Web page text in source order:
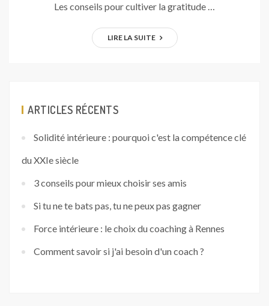
Les conseils pour cultiver la gratitude …
LIRE LA SUITE
ARTICLES RÉCENTS
Solidité intérieure : pourquoi c'est la compétence clé
du XXIe siècle
3 conseils pour mieux choisir ses amis
Si tu ne te bats pas, tu ne peux pas gagner
Force intérieure : le choix du coaching à Rennes
Comment savoir si j'ai besoin d'un coach ?